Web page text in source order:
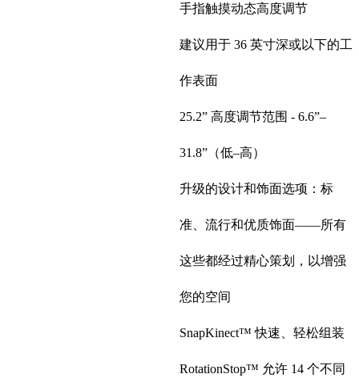
手指触摸动态高度调节
建议用于 36 英寸深或以下的工
作表面
25.2” 高度调节范围 - 6.6”–
31.8”（低–高）
升级的设计和饰面选项：标
准、流行和优质饰面——所有
这些都经过精心策划，以增强
您的空间
SnapKinect™ 快速、轻松组装
RotationStop™ 允许 14 个不同